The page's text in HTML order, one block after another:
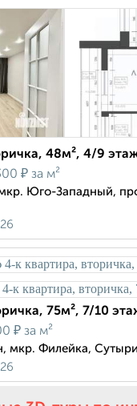
48м², 4/9
₽ за м²
Юго-Западный,
75м², 7/10
₽ за м²
мкр. Филейка,